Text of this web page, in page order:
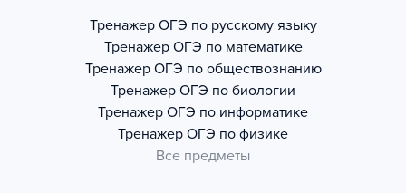
Тренажер ОГЭ по русскому языку
Тренажер ОГЭ по математике
Тренажер ОГЭ по обществознанию
Тренажер ОГЭ по биологии
Тренажер ОГЭ по информатике
Тренажер ОГЭ по физике
Все предметы